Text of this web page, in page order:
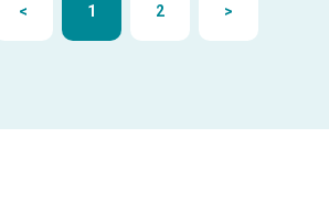
< 1 2 >